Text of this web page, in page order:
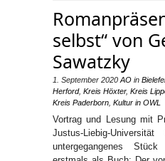
selbst“ von
Sawatzky
1. September 2020 AO in
Herford, Kreis Höxter, Kreis
Kreis Paderborn Kultur in OWL
Vortrag und Lesung mit
Justus-Liebig-
untergegangenes